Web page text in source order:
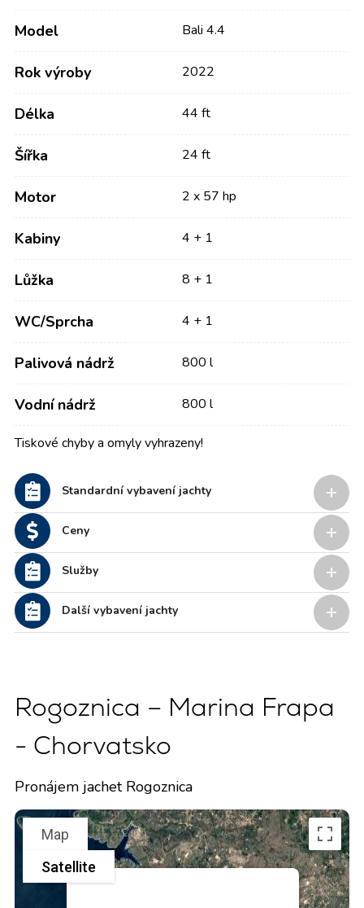
Model Bali 4.4
Rok výroby 2022
Délka 44 ft
Šířka 24 ft
Motor 2 x 57 hp
Kabiny 4 + 1
Lůžka 8 + 1
WC/Sprcha 4 + 1
Palivová nádrž 800 l
Vodní nádrž 800 l
Tiskové chyby a omyly vyhrazeny!
Standardní vybavení jachty
Ceny
Služby
Další vybavení jachty
Rogoznica – Marina Frapa
- Chorvatsko
Pronájem jachet Rogoznica
Map
Satellite